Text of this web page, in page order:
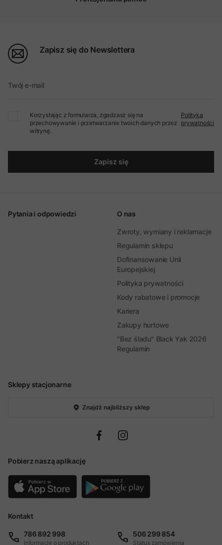
Zapisz się do Newslettera
Twój e-mail
Korzystając z formularza, zgadzasz się na
przechowywanie i przetwarzanie twoich danych przez
witrynę.
Polityka
prywatności
Zapisz się
Sklepy stacjonarne
Znajdź najbliższy sklep
Pobierz naszą aplikację
Pytania i odpowiedzi O nas
Zwroty, wymiany i reklamacje
Regulamin sklepu
Dofinansowanie Unii
Europejskiej
Polityka prywatności
Kody rabatowe i promocje
Kariera
Zakupy hurtowe
"Bez śladu" Black Yak 2026
Regulamin
Kontakt
786 892 998
Informacje o produktach
506 299 854
Status zamówienia